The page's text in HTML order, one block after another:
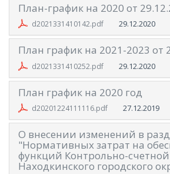
План-график на 2020 от
d2021331410142.pdf 29.12.2020
План график на 2021-2023 от
d2021331410252.pdf 29.12.2020
План график на 2020 год
d20201224111116.pdf 27.12.2019
О внесении изменений в
"Нормативных затрат на
функций Контрольно-
Находкинского городского